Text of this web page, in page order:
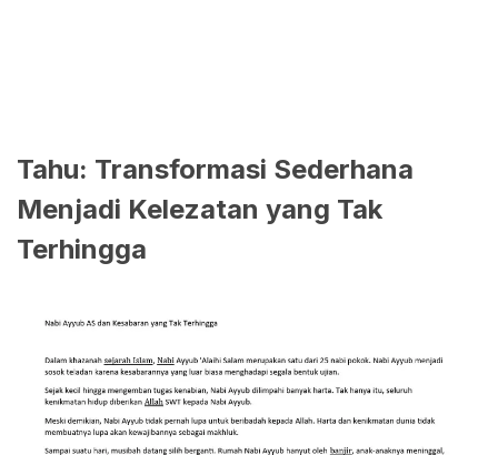
Tahu: Transformasi Sederhana
Menjadi Kelezatan yang Tak
Terhingga